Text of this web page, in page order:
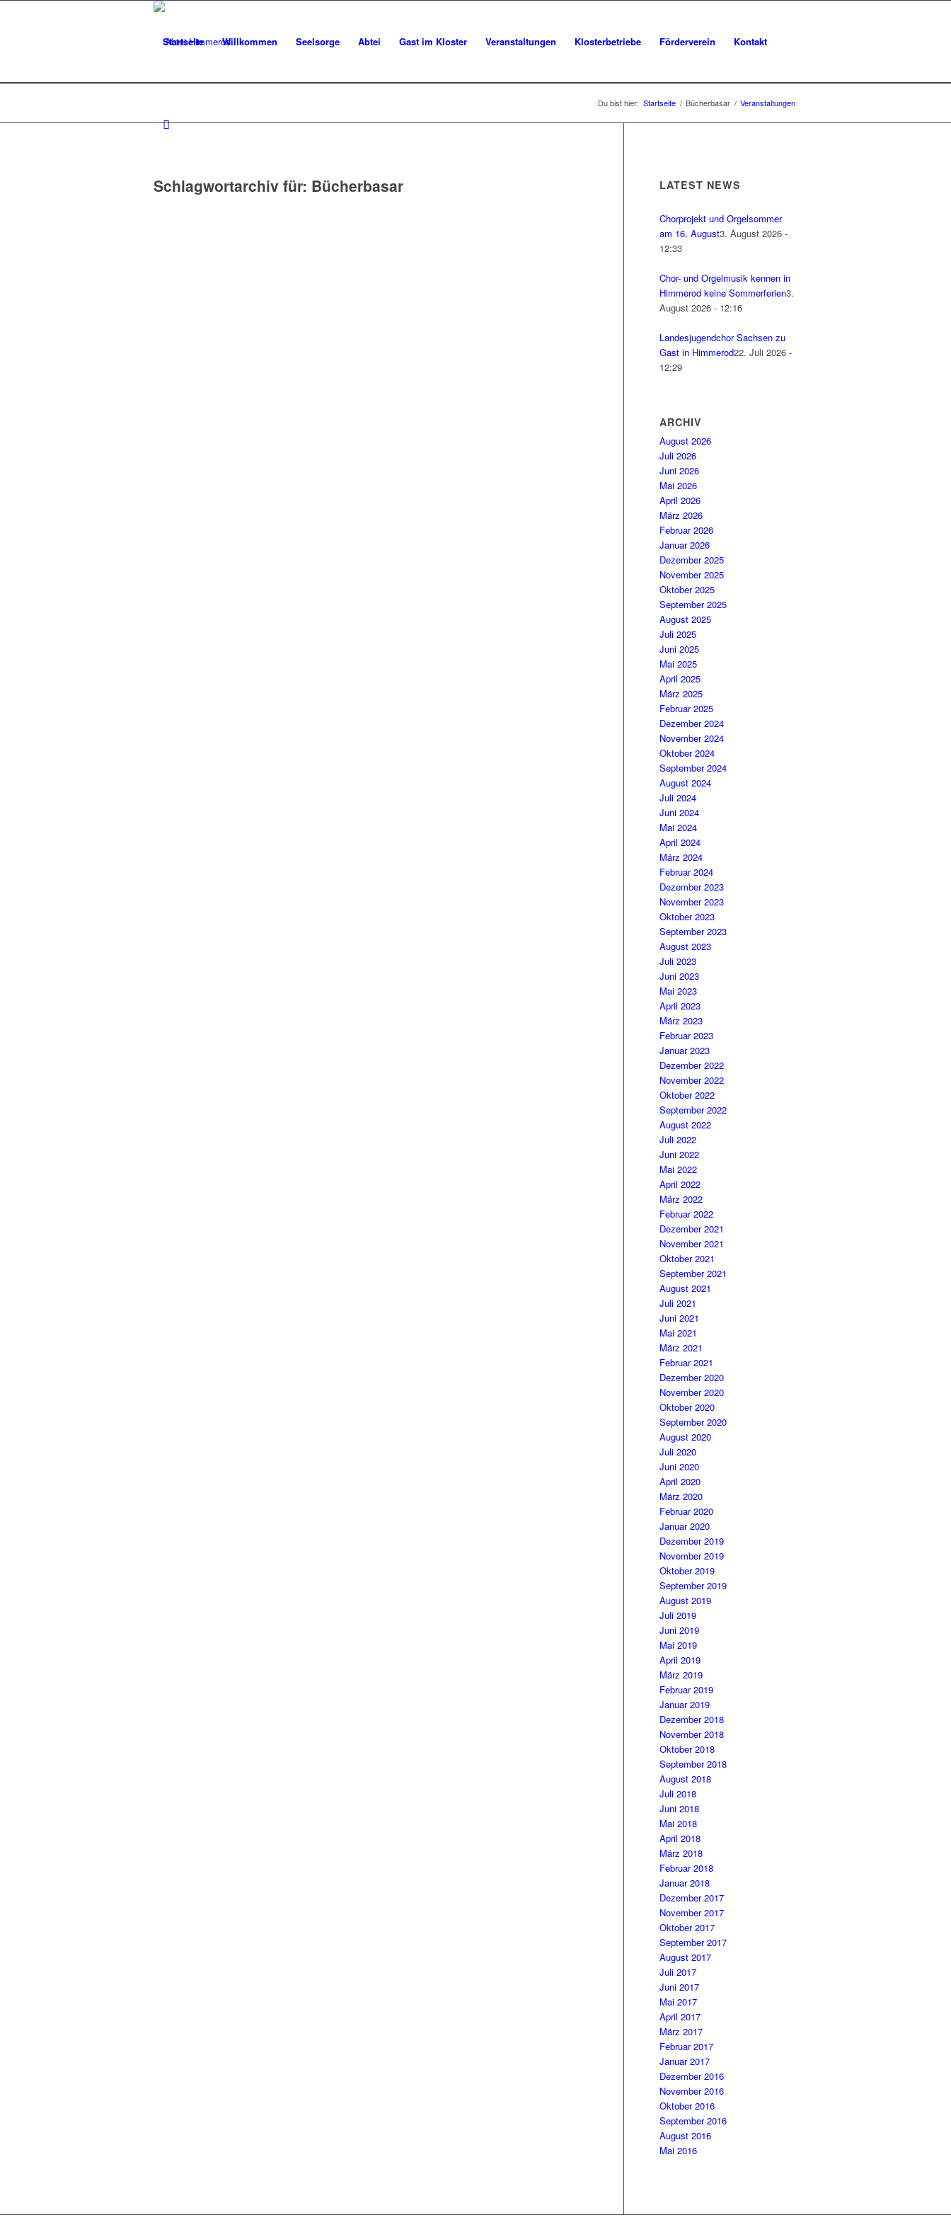
Startseite Willkommen Seelsorge Abtei Gast im Kloster Veranstaltungen Klosterbetriebe Förderverein Kontakt
Du bist hier: Startseite / Bücherbasar / Veranstaltungen
Schlagwortarchiv für: Bücherbasar LATEST NEWS
Chorprojekt und Orgelsommer
am 16. August3. August 2026 -
12:33
Chor- und Orgelmusik kennen in
Himmerod keine Sommerferien3.
August 2026 - 12:16
Landesjugendchor Sachsen zu
Gast in Himmerod22. Juli 2026 -
12:29
ARCHIV
August 2026
Juli 2026
Juni 2026
Mai 2026
April 2026
März 2026
Februar 2026
Januar 2026
Dezember 2025
November 2025
Oktober 2025
September 2025
August 2025
Juli 2025
Juni 2025
Mai 2025
April 2025
März 2025
Februar 2025
Dezember 2024
November 2024
Oktober 2024
September 2024
August 2024
Juli 2024
Juni 2024
Mai 2024
April 2024
März 2024
Februar 2024
Dezember 2023
November 2023
Oktober 2023
September 2023
August 2023
Juli 2023
Juni 2023
Mai 2023
April 2023
März 2023
Februar 2023
Januar 2023
Dezember 2022
November 2022
Oktober 2022
September 2022
August 2022
Juli 2022
Juni 2022
Mai 2022
April 2022
März 2022
Februar 2022
Dezember 2021
November 2021
Oktober 2021
September 2021
August 2021
Juli 2021
Juni 2021
Mai 2021
März 2021
Februar 2021
Dezember 2020
November 2020
Oktober 2020
September 2020
August 2020
Juli 2020
Juni 2020
April 2020
März 2020
Februar 2020
Januar 2020
Dezember 2019
November 2019
Oktober 2019
September 2019
August 2019
Juli 2019
Juni 2019
Mai 2019
April 2019
März 2019
Februar 2019
Januar 2019
Dezember 2018
November 2018
Oktober 2018
September 2018
August 2018
Juli 2018
Juni 2018
Mai 2018
April 2018
März 2018
Februar 2018
Januar 2018
Dezember 2017
November 2017
Oktober 2017
September 2017
August 2017
Juli 2017
Juni 2017
Mai 2017
April 2017
März 2017
Februar 2017
Januar 2017
Dezember 2016
November 2016
Oktober 2016
September 2016
August 2016
Mai 2016